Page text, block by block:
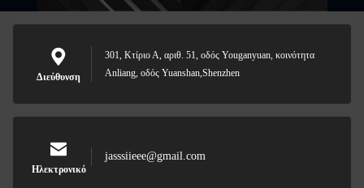
Διεύθυνση
301, Κτίριο Α, αριθ. 51, οδός Youganyuan, κοινότητα
Anliang, οδός Yuanshan,Shenzhen
Ηλεκτρονικό
jasssiieee@gmail.com